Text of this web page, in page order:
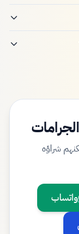
شراؤه
واتساب